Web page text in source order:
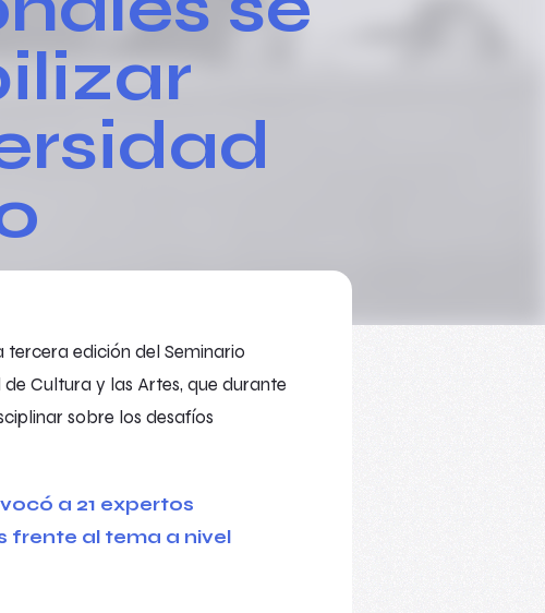
edición del Seminario
Cultura y las Artes, que durante
sobre los desafíos